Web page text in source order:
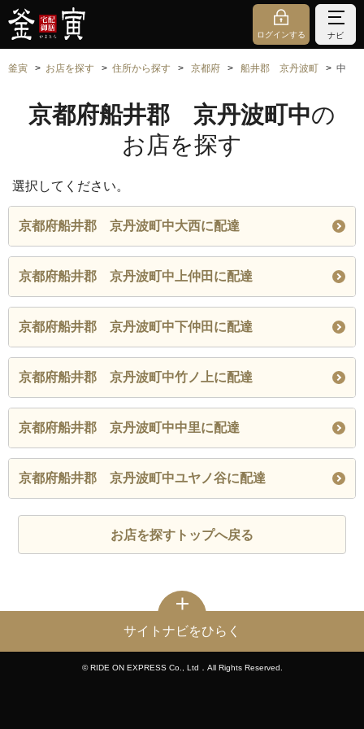
ログインする ナビ
釜寅 お店を探す 住所から探す 京都府 船井郡 京丹波町 中
京都府船井郡 京丹波町中の
お店を探す
選択してください。
京都府船井郡 京丹波町中大西に配達
京都府船井郡 京丹波町中上仲田に配達
京都府船井郡 京丹波町中下仲田に配達
京都府船井郡 京丹波町中竹ノ上に配達
京都府船井郡 京丹波町中中里に配達
京都府船井郡 京丹波町中ユヤノ谷に配達
お店を探すトップへ戻る
サイトナビをひらく
© RIDE ON EXPRESS Co., Ltd．All Rights Reserved.